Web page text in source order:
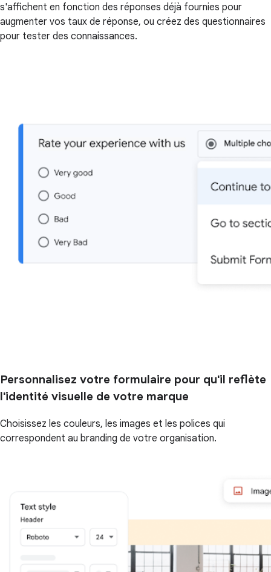
s'affichent en fonction des réponses déjà fournies pour
augmenter vos taux de réponse, ou créez des questionnaires
pour tester des connaissances.
Personnalisez votre formulaire pour qu'il reflète
l'identité visuelle de votre marque
Choisissez les couleurs, les images et les polices qui
correspondent au branding de votre organisation.